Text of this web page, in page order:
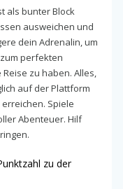
als bunter Block
ausweichen und
dein Adrenalin, um
perfekten
zu haben. Alles,
auf der Plattform
Spiele
Abenteuer. Hilf
zu der